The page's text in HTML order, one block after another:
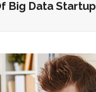
Big Data Startup